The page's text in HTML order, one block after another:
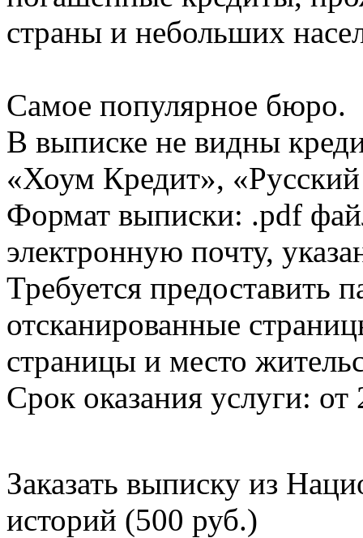
страны и небольших
Самое популярное бюро.
В выписке не видны
«Хоум Кредит»,
Формат выписки: .pdf
электронную почту,
Требуется предоставить
отсканированные
страницы и место
Срок оказания услуги: от
Заказать выписку из
историй (500 руб.)